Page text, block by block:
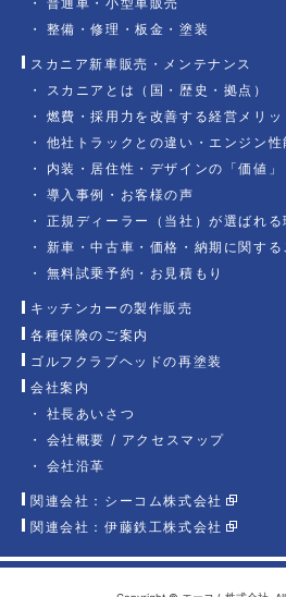
整備・修理・板金・塗装
スカニア新車販売・メンテナンス
スカニアとは（国・歴史・拠点）
燃費・採用力を改善する経営メリッ
他社トラックとの違い・エンジン性
内装・居住性・デザインの「価値」
導入事例・お客様の声
正規ディーラー（当社）が選ばれる
新車・中古車・価格・納期に関する
無料試乗予約・お見積もり
キッチンカーの製作販売
各種保険のご案内
ゴルフクラブヘッドの再塗装
会社案内
社長あいさつ
会社概要 / アクセスマップ
会社沿革
関連会社：シーコム株式会社
関連会社：伊藤鉄工株式会社